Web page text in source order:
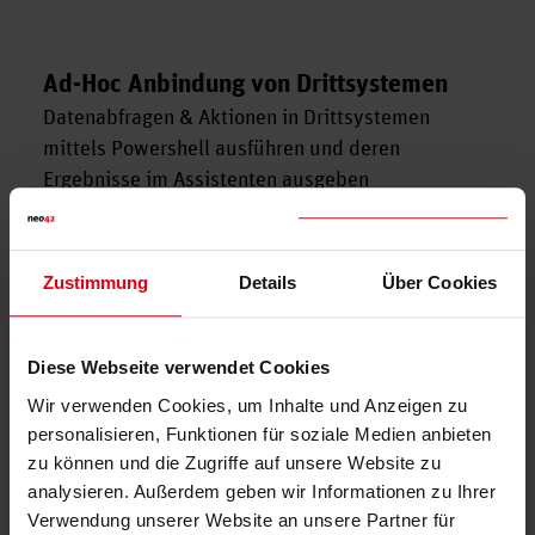
Zustimmung Details Über Cookies
Diese Webseite verwendet Cookies
Wir verwenden Cookies, um Inhalte und Anzeigen zu
personalisieren, Funktionen für soziale Medien anbieten
zu können und die Zugriffe auf unsere Website zu
analysieren. Außerdem geben wir Informationen zu Ihrer
Verwendung unserer Website an unsere Partner für
Ad-Hoc Anbindung von Drittsystemen
Datenabfragen & Aktionen in Drittsystemen
mittels Powershell ausführen und deren
Ergebnisse im Assistenten ausgeben
Automatisierung